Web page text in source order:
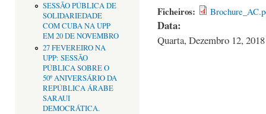
SESSÃO PÚBLICA DE
SOLIDARIEDADE
COM CUBA NA UPP
EM 20 DE NOVEMBRO
27 FEVEREIRO NA
UPP: SESSÃO
PÚBLICA SOBRE O
50º ANIVERSÁRIO DA
REPÚBLICA ÁRABE
SARAUI
DEMOCRÁTICA.
Ficheiros:
Data:
Quarta, Dezembro 12,